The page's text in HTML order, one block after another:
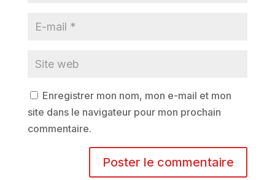
Enregistrer mon nom, mon e-mail et mon
site dans le navigateur pour mon prochain
commentaire.